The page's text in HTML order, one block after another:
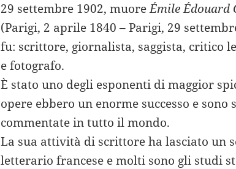
29 settembre 1902, muoreÉmile Édouard
(Parigi, 2 aprile 1840 – Parigi, 29
fu: scrittore, giornalista, saggista, critico
e fotografo.
È stato uno degli esponenti di maggior
opere ebbero un enorme successo e
commentate in tutto il mondo.
La sua attività di scrittore ha lasciato un
letterario francese e molti sono gli studi